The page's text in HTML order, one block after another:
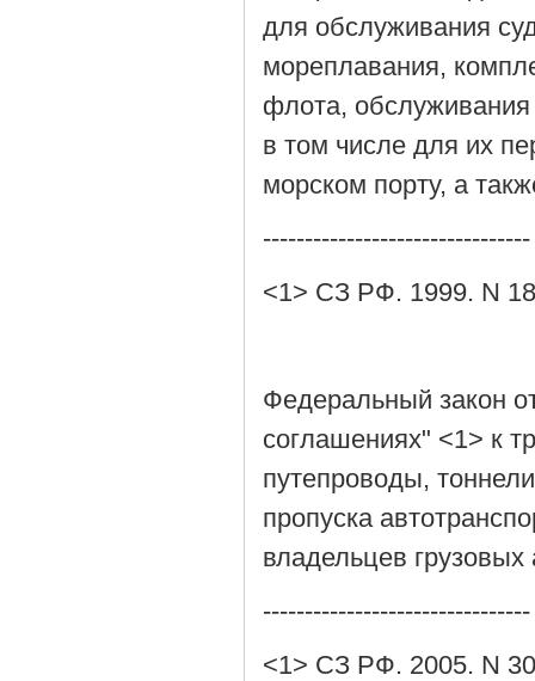
для обслуживания
мореплавания,
флота, обслуживания
в том числе для их
морском порту, а
--------------------------------
<1> СЗ РФ. 1999. N
Федеральный закон
соглашениях" <1> к
путепроводы,
пропуска
владельцев грузовых
--------------------------------
<1> СЗ РФ. 2005. N